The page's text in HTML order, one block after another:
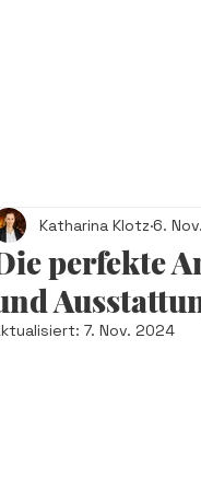
perfekte
Katharina Klotz 6.
7. Nov. 2024